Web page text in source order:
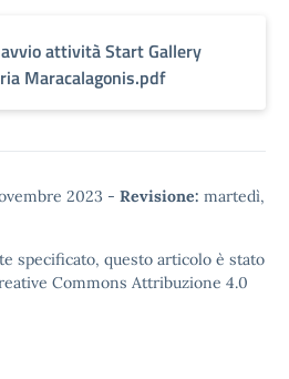
attività Start Gallery
Maracalagonis.pdf
2023 - Revisione: martedì,
specificato, questo articolo è stato
Commons Attribuzione 4.0